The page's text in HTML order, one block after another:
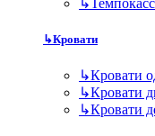
↳
↳Кровати
↳Кровати
↳Кровати
↳Кровати